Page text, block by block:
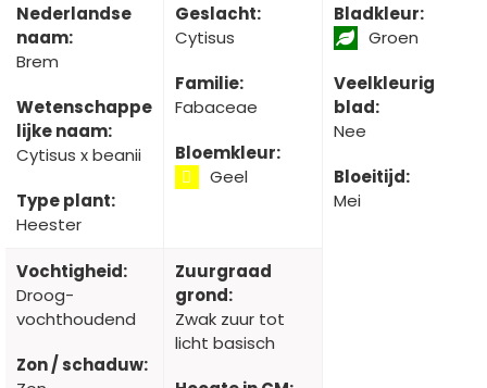
Nederlandse
naam:
Brem
Wetenschappe
lijke naam:
Cytisus x beanii
Type plant:
Heester
Geslacht:
Cytisus
Familie:
Fabaceae
Bloemkleur:
Geel
Bladkleur:
Groen
Veelkleurig
blad:
Nee
Bloeitijd:
Mei
Vochtigheid:
Droog-
vochthoudend
Zon / schaduw:
Zuurgraad
grond:
Zwak zuur tot
licht basisch